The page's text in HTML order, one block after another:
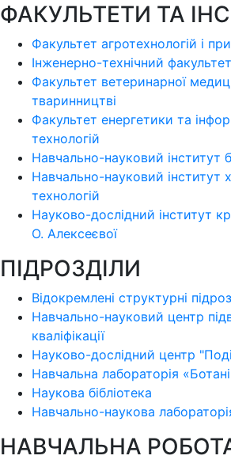
ФАКУЛЬТЕТИ ТА
Факультет агротехнологій і
Інженерно-технічний факультет
Факультет ветеринарної
тваринництві
Факультет енергетики та
технологій
Навчально-науковий інститут
Навчально-науковий інститут
технологій
Науково-дослідний інститут
О. Алексеєвої
ПІДРОЗДІЛИ
Відокремлені структурні
Навчально-науковий центр
кваліфікації
Науково-дослідний центр
Навчальна лабораторія
Наукова бібліотека
Навчально-наукова
НАВЧАЛЬНА